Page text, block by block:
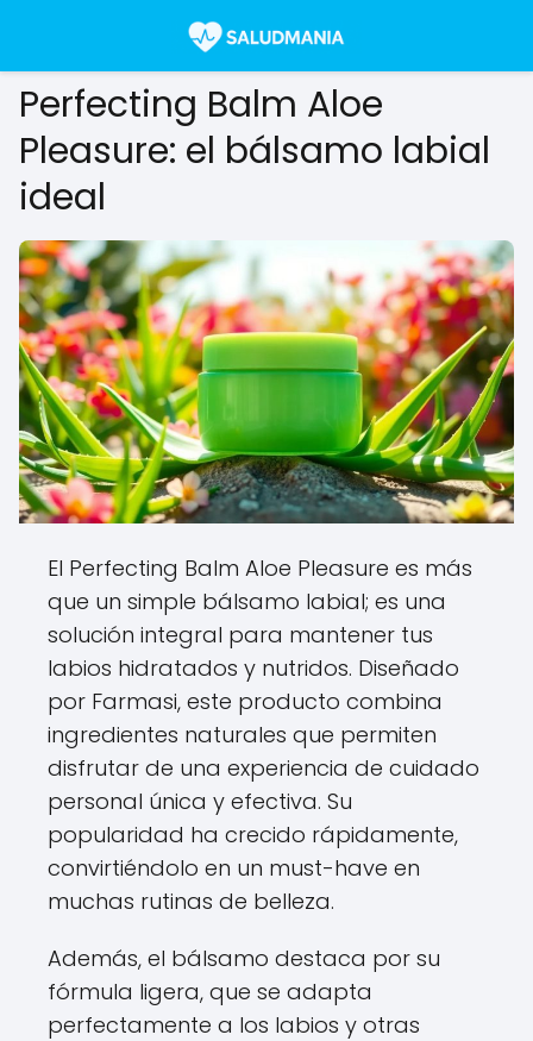
Perfecting Balm Aloe
Pleasure: el bálsamo labial
ideal
El Perfecting Balm Aloe Pleasure es más
que un simple bálsamo labial; es una
solución integral para mantener tus
labios hidratados y nutridos. Diseñado
por Farmasi, este producto combina
ingredientes naturales que permiten
disfrutar de una experiencia de cuidado
personal única y efectiva. Su
popularidad ha crecido rápidamente,
convirtiéndolo en un must-have en
muchas rutinas de belleza.
Además, el bálsamo destaca por su
fórmula ligera, que se adapta
perfectamente a los labios y otras